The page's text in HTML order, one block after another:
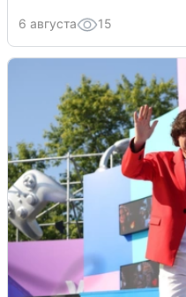
6 августа 15